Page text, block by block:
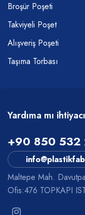
Broşür Poşeti
Takviyeli Poşet
Alışveriş Poşeti
Taşıma Torbası
Yardıma mı
+90 850 532
Maltepe Mah.
Ofis:476 TOPKAPI